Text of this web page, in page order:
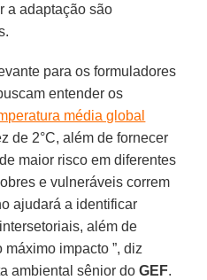
a adaptação são
para os formuladores
entender os
média global
de 2°C, além de fornecer
maior risco em diferentes
e vulneráveis correm
ajudará a identificar
além de
impacto ”, diz
ambiental sênior doGEF.